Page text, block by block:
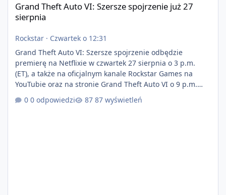
Grand Theft Auto VI: Szersze spojrzenie już 27
sierpnia
Rockstar · Czwartek o 12:31
Grand Theft Auto VI: Szersze spojrzenie odbędzie
premierę na Netflixie w czwartek 27 sierpnia o 3 p.m.
(ET), a także na oficjalnym kanale Rockstar Games na
YouTubie oraz na stronie Grand Theft Auto VI o 9 p.m.
(ET) 27 sierpnia. https://netflix.com/GTAVI Grand Theft
Auto VI będzie dostępne 19 listopada na PlayStation 5
0 odpowiedzi 87 wyświetleń